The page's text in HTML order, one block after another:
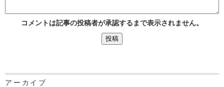
コメントは記事の投稿者が承認するまで表示されません。
アーカイブ